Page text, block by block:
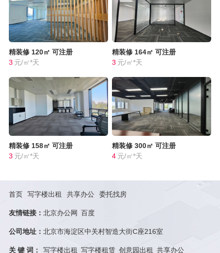
精装修 120㎡ 可注册
3 元/㎡*天
精装修 164㎡ 可注册
3 元/㎡*天
精装修 158㎡ 可注册
3 元/㎡*天
精装修 300㎡ 可注册
4 元/㎡*天
首页 写字楼出租 共享办公 委托找房
友情链接： 北京办公网 百度
公司地址： 北京市海淀区中关村智造大街C座216室
关 键 词： 写字楼出租 写字楼租赁 创意园出租 共享办公